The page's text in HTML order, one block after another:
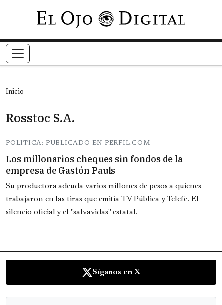
Pasar al contenido principal
Inicio
Rosstoc S.A.
POLITICA: PUBLICADO EN PERFIL.COM
Los millonarios cheques sin fondos de la
empresa de Gastón Pauls
Su productora adeuda varios millones de pesos a quienes
trabajaron en las tiras que emitía TV Pública y Telefe. El
silencio oficial y el "salvavidas" estatal.
Síganos en X